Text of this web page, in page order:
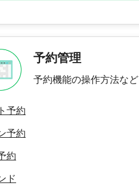
予約管理
予約機能の操作方法など
予約
予約
約
ド